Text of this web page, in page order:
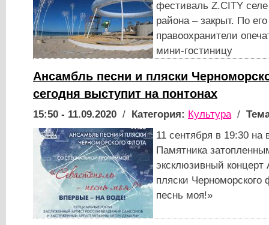
фестиваль Z.CITY селе
района – закрыт. По
правоохранители
мини-гостиницу
Ансамбль песни и пляски
сегодня выступит на понтонах
15:50 - 11.09.2020 / Категория: Культура/
11 сентября в 19:30 на
Памятника
эксклюзивный
пляски
песнь моя!»